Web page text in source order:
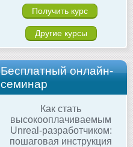
Другие курсы
Бесплатный онлайн-
семинар
Как стать
высокооплачиваемым
Unreal-разработчиком:
пошаговая инструкция